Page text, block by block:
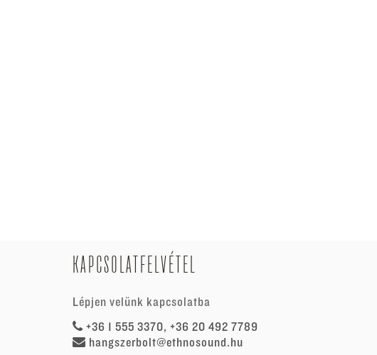
KAPCSOLATFELVÉTEL
Lépjen velünk kapcsolatba
+36 1 555 3370, +36 20 492 7789
hangszerbolt@ethnosound.hu